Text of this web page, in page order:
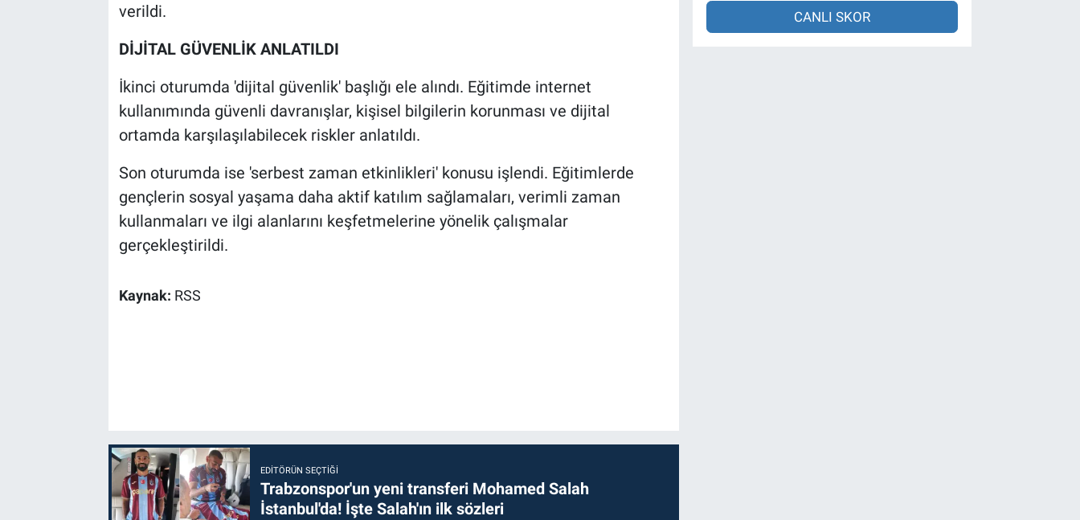
verildi.
DİJİTAL GÜVENLİK ANLATILDI
İkinci oturumda 'dijital güvenlik' başlığı ele alındı. Eğitimde internet
kullanımında güvenli davranışlar, kişisel bilgilerin korunması ve dijital
ortamda karşılaşılabilecek riskler anlatıldı.
Son oturumda ise 'serbest zaman etkinlikleri' konusu işlendi. Eğitimlerde
gençlerin sosyal yaşama daha aktif katılım sağlamaları, verimli zaman
kullanmaları ve ilgi alanlarını keşfetmelerine yönelik çalışmalar
gerçekleştirildi.
Kaynak: RSS
EDITÖRÜN SEÇTIĞI
Trabzonspor'un yeni transferi Mohamed Salah
İstanbul'da! İşte Salah'ın ilk sözleri
CANLI SKOR